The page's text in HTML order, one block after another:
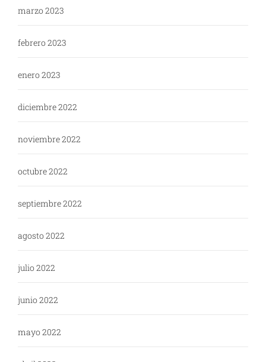
marzo 2023
febrero 2023
enero 2023
diciembre 2022
noviembre 2022
octubre 2022
septiembre 2022
agosto 2022
julio 2022
junio 2022
mayo 2022